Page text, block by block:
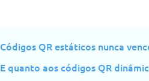
Códigos QR estáticos nunca
E quanto aos códigos QR